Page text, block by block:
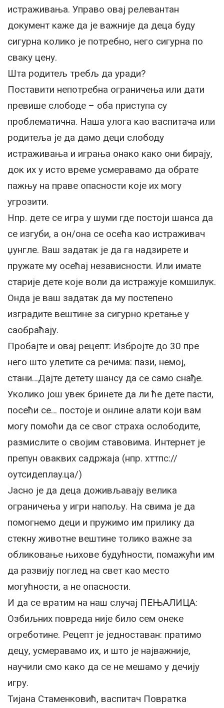
истраживања. Управо овај релевантан
документ каже да је важније да деца буду
сигурна колико је потребно, него сигурна по
сваку цену.
Шта родитељ требљ да уради?
Поставити непотребна ограничења или дати
превише слободе – оба приступа су
проблематична. Наша улога као васпитача или
родитеља је да дамо деци слободу
истраживања и играња онако како они бирају,
док их у исто време усмеравамо да обрате
пажњу на праве опасности које их могу
угрозити.
Нпр. дете се игра у шуми где постоји шанса да
се изгуби, а он/она се осећа као истраживач
џунгле. Ваш задатак је да га надзирете и
пружате му осећај независности. Или имате
старије дете које воли да истражује комшилук.
Онда је ваш задатак да му постепено
изградите вештине за сигурно кретање у
саобраћају.
Пробајте и овај рецепт: Избројте до 30 пре
него што улетите са речима: пази, немој,
стани…Дајте детету шансу да се само снађе.
Уколико још увек бринете да ли ће дете пасти,
посећи се… постоје и онлине алати који вам
могу помоћи да се свог страха ослободите,
размислите о својим ставовима. Интернет је
препун оваквих садржаја (нпр. хттпс://
оутсидеплаy.ца/)
Јасно је да деца доживљавају велика
ограничења у игри напољу. На свима је да
помогнемо деци и пружимо им прилику да
стекну животне вештине толико важне за
обликовање њихове будућности, помажући им
да развију поглед на свет као место
могућности, а не опасности.
И да се вратим на наш случај ПЕЊАЛИЦА:
Озбиљних повреда није било сем онеке
огреботине. Рецепт је једноставан: пратимо
децу, усмеравамо их, и што је најважније,
научили смо како да се не мешамо у дечију
игру.
Тијана Стаменковић, васпитач Повратка